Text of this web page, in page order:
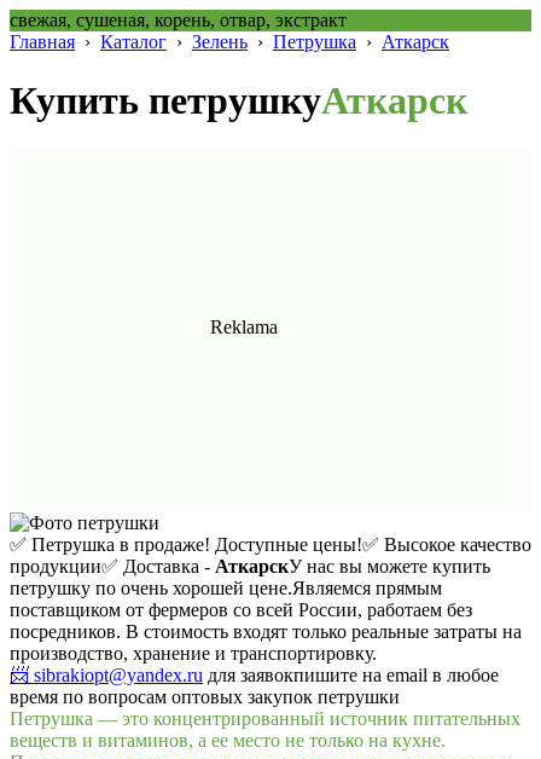
свежая, сушеная, корень, отвар, экстракт
Главная › Каталог › Зелень › Петрушка › Аткарск
Купить петрушкуАткарск
✅ Петрушка в продаже! Доступные цены!✅ Высокое качество
продукции✅ Доставка - АткарскУ нас вы можете купить
петрушку по очень хорошей цене.Являемся прямым
поставщиком от фермеров со всей России, работаем без
посредников. В стоимость входят только реальные затраты на
производство, хранение и транспортировку.
📨 sibrakiopt@yandex.ru для заявокпишите на email в любое
время по вопросам оптовых закупок петрушки
Петрушка — это концентрированный источник питательных
веществ и витаминов, а ее место не только на кухне.